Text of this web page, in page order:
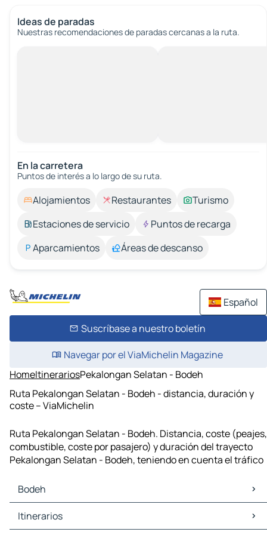
Ideas de paradas
Nuestras recomendaciones de paradas cercanas a la ruta.
En la carretera
Puntos de interés a lo largo de su ruta.
Alojamientos Restaurantes
Turismo
Estaciones de servicio
Puntos de recarga
Aparcamientos
Áreas de descanso
Español
Suscríbase a nuestro boletín
Navegar por el ViaMichelin Magazine
HomeItinerariosPekalongan Selatan - Bodeh
Ruta Pekalongan Selatan - Bodeh - distancia, duración y
coste – ViaMichelin
Ruta Pekalongan Selatan - Bodeh. Distancia, coste (peajes,
combustible, coste por pasajero) y duración del trayecto
Pekalongan Selatan - Bodeh, teniendo en cuenta el tráfico
Bodeh
Bodeh Mapas Planos
Bodeh Trafico
Itinerarios